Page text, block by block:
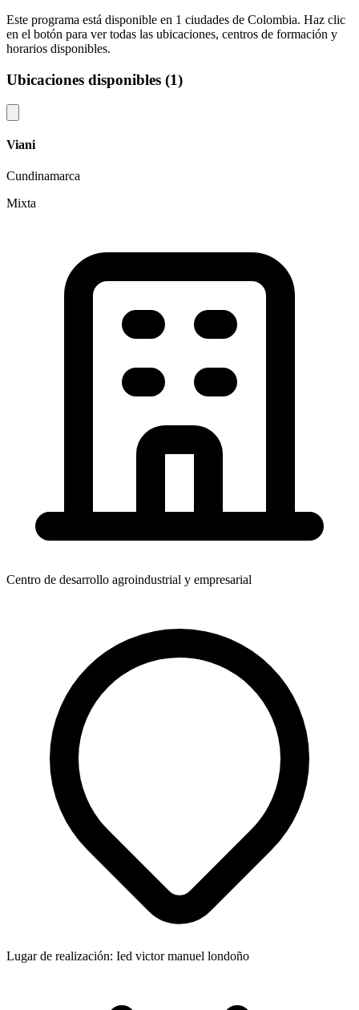
Este programa está disponible en 1 ciudades de Colombia. Haz clic
en el botón para ver todas las ubicaciones, centros de formación y
horarios disponibles.
Ubicaciones disponibles (1)
Viani
Cundinamarca
Mixta
Centro de desarrollo agroindustrial y empresarial
Lugar de realización: Ied victor manuel londoño